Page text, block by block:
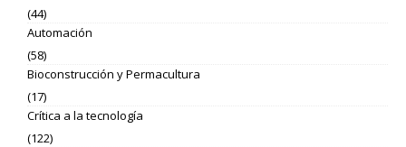
(44)
Automación
(58)
Bioconstrucción y Permacultura
(17)
Crítica a la tecnología
(122)